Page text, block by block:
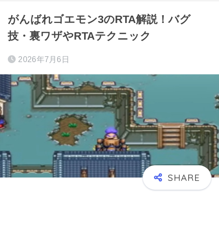
がんばれゴエモン3のRTA解説！バグ
技・裏ワザやRTAテクニック
2026年7月6日